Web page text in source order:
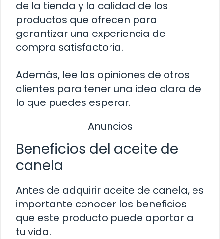
de la tienda y la calidad de los
productos que ofrecen para
garantizar una experiencia de
compra satisfactoria.
Además, lee las opiniones de otros
clientes para tener una idea clara de
lo que puedes esperar.
Anuncios
Beneficios del aceite de
canela
Antes de adquirir aceite de canela, es
importante conocer los beneficios
que este producto puede aportar a
tu vida.